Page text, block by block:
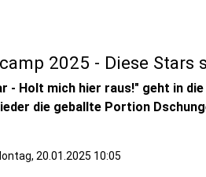
2025 - Diese Stars
- Holt mich hier raus!" geht in
die geballte Portion
20.01.2025 10:05